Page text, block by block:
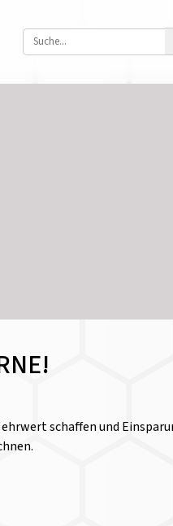
schaffen und